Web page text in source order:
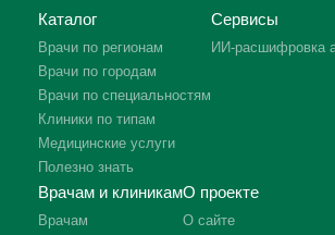
Каталог
Врачи по регионам
Врачи по городам
Врачи по специальностям
Клиники по типам
Медицинские услуги
Полезно знать
Сервисы
ИИ-расшифровка
Врачам и клиникам
Врачам
О проекте
О сайте